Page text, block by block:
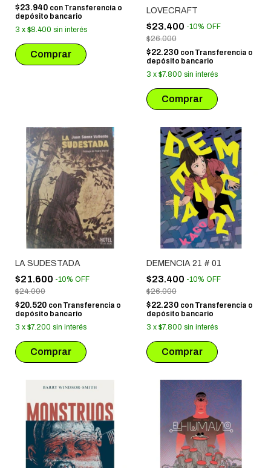
$23.940 con Transferencia o
depósito bancario
3 x $8.400 sin interés
LOVECRAFT
$23.400 -10% OFF
$26.000
$22.230 con Transferencia o
depósito bancario
3 x $7.800 sin interés
LA SUDESTADA
$21.600 -10% OFF
$24.000
$20.520 con Transferencia o
depósito bancario
3 x $7.200 sin interés
DEMENCIA 21 # 01
$23.400 -10% OFF
$26.000
$22.230 con Transferencia o
depósito bancario
3 x $7.800 sin interés